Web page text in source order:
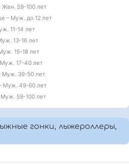
Жен. 59-100 лет
– Муж. до 12 лет
11-14 лет
13-16 лет
15-18 лет
Муж. 17-40 лет
Муж. 39-50 лет
– Муж. 49-60 лет
59-100 лет
гонки, лыжероллеры,